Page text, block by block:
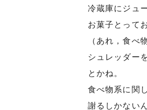
冷蔵庫にジュ
お菓子とって
（あれ，食べ
シュレッダー
とかね。
食べ物系に関
謝るしかない